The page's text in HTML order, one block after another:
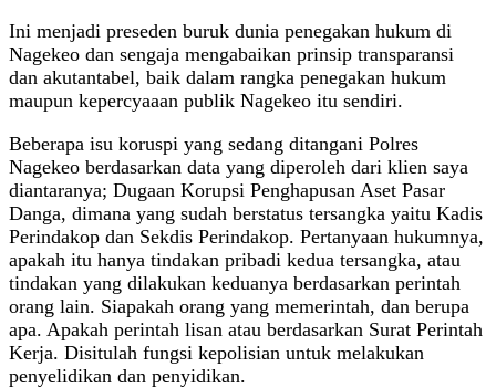
Ini menjadi preseden buruk dunia penegakan hukum di
Nagekeo dan sengaja mengabaikan prinsip transparansi
dan akutantabel, baik dalam rangka penegakan hukum
maupun kepercyaaan publik Nagekeo itu sendiri.
Beberapa isu koruspi yang sedang ditangani Polres
Nagekeo berdasarkan data yang diperoleh dari klien saya
diantaranya; Dugaan Korupsi Penghapusan Aset Pasar
Danga, dimana yang sudah berstatus tersangka yaitu Kadis
Perindakop dan Sekdis Perindakop. Pertanyaan hukumnya,
apakah itu hanya tindakan pribadi kedua tersangka, atau
tindakan yang dilakukan keduanya berdasarkan perintah
orang lain. Siapakah orang yang memerintah, dan berupa
apa. Apakah perintah lisan atau berdasarkan Surat Perintah
Kerja. Disitulah fungsi kepolisian untuk melakukan
penyelidikan dan penyidikan.